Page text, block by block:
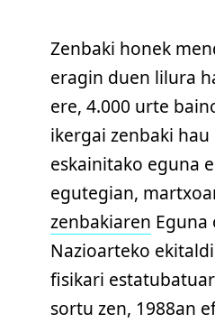
Zenbaki honek
eragin duen lilura
ere, 4.000 urte
ikergai zenbaki
eskainitako eguna
egutegian,
zenbakiaren Eguna
Nazioarteko
fisikari
sortu zen, 1988an